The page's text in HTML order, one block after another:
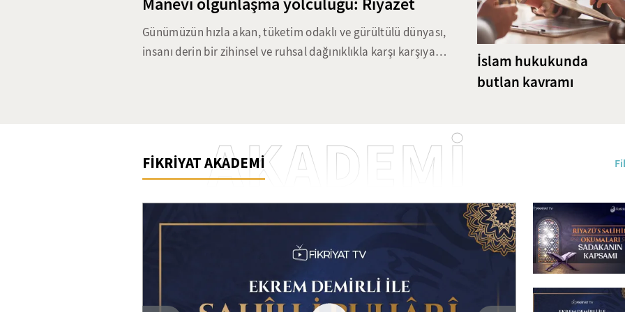
Günümüzün hızla akan, tüketim odaklı ve gürültülü dünyası,
insanı derin bir zihinsel ve ruhsal dağınıklıkla karşı karşıya
klasikten günümüze uzanan ruhsal disiplin yöntemlerini ve bu
yöntemlerin günümüz dünyasındaki karşılıklarını ele alıyor.
Cami
1071 yılında Anadolu'nun
Anadolu'yu Müslümanların
biri. Halk arasında Leylekli
İslam hukukunda
butlan kavramı
FİKRİYAT AKADEMİAKADEMİ